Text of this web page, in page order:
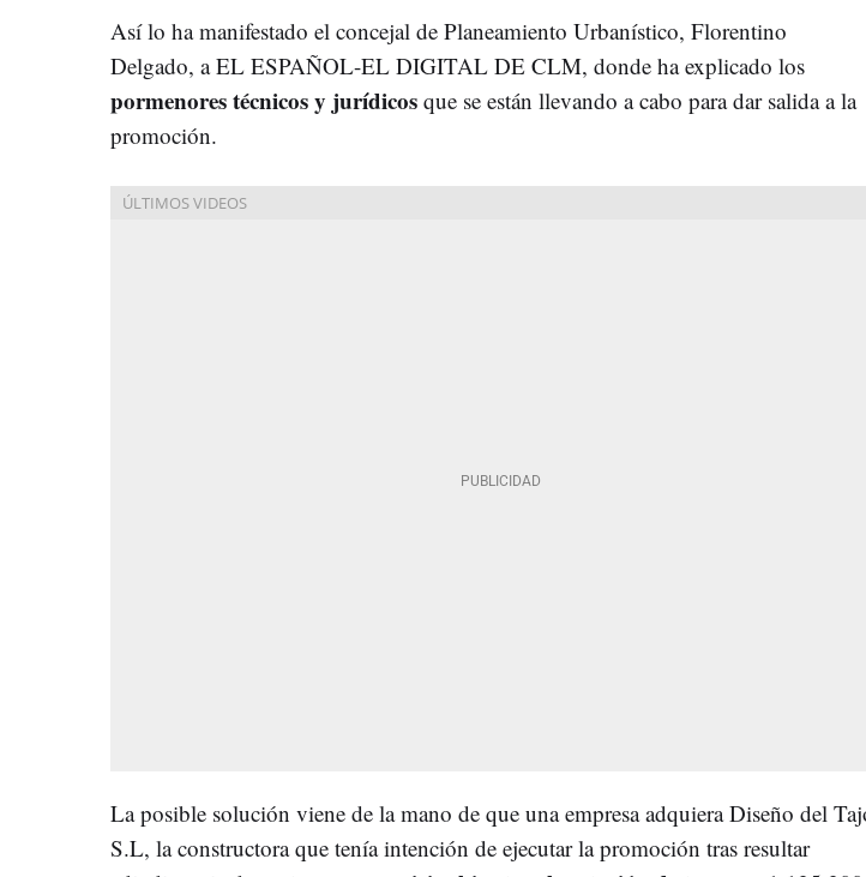
Así lo ha manifestado el concejal de Planeamiento Urbanístico, Florentino
Delgado, a EL ESPAÑOL-EL DIGITAL DE CLM, donde ha explicado los
pormenores técnicos y jurídicos que se están llevando a cabo para dar salida a la
promoción.
La posible solución viene de la mano de que una empresa adquiera Diseño del
S.L, la constructora que tenía intención de ejecutar la promoción tras resultar